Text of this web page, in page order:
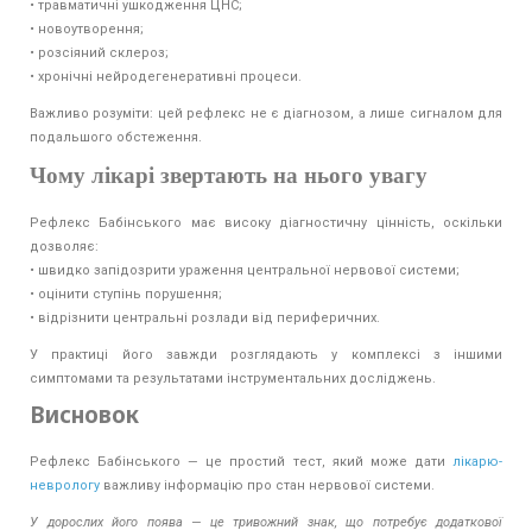
• травматичні ушкодження ЦНС;
• новоутворення;
• розсіяний склероз;
• хронічні нейродегенеративні процеси.
Важливо розуміти: цей рефлекс не є діагнозом, а лише сигналом для
подальшого обстеження.
Чому лікарі звертають на нього увагу
Рефлекс Бабінського має високу діагностичну цінність, оскільки
дозволяє:
• швидко запідозрити ураження центральної нервової системи;
• оцінити ступінь порушення;
• відрізнити центральні розлади від периферичних.
У практиці його завжди розглядають у комплексі з іншими
симптомами та результатами інструментальних досліджень.
Висновок
Рефлекс Бабінського — це простий тест, який може дати лікарю-
неврологу важливу інформацію про стан нервової системи.
У дорослих його поява — це тривожний знак, що потребує додаткової